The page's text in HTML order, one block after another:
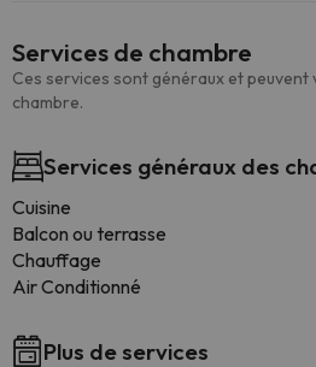
Services de chambre
Ces services sont généraux et peuvent
chambre.
Services généraux des
Cuisine
Balcon ou terrasse
Chauffage
Air Conditionné
Plus de services